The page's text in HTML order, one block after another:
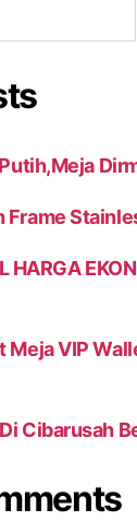
Frame
HARGA
Meja VIP
Cibarusah